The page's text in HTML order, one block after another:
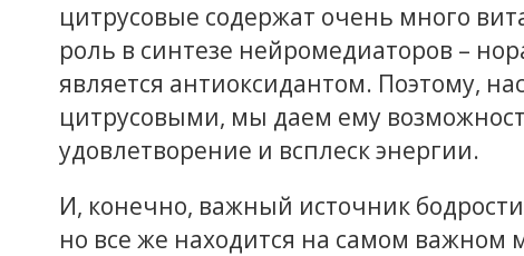
цитрусовые содержат очень много
роль в синтезе нейромедиаторов –
является антиоксидантом. Поэтому,
цитрусовыми, мы даем ему
удовлетворение и всплеск энергии.
И, конечно, важный источник
но все же находится на самом